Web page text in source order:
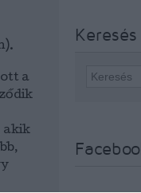
a
akik
Keresés